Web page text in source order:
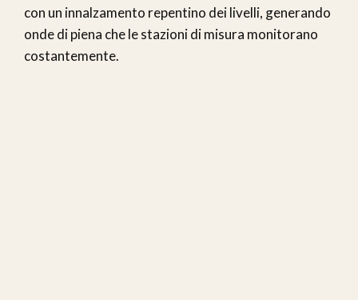
con un innalzamento repentino dei livelli, generando
onde di piena che le stazioni di misura monitorano
costantemente.